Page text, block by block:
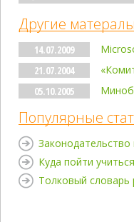
Другие
14.07.2009
21.07.2004
05.10.2005
Популярные
Куда пойти
Толковый словарь